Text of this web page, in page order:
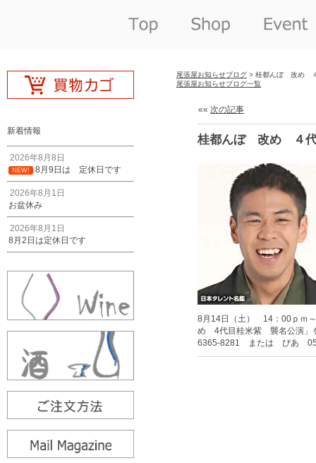
新着情報
2026年8月8日
NEW! 8月9日は 定休日です
2026年8月1日
お盆休み
2026年8月1日
8月2日は定休日です
尾張屋お知らせブログ > 桂都んぼ 改め
尾張屋お知らせブログ一覧
«« 次の記事
桂都んぼ 改め ４
8月14日（土） 14：00ｐｍ
め 4代目桂米紫 襲名公演」
6365-8281 または ぴあ